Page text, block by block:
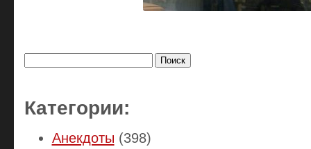
Категории:
Анекдоты (398)